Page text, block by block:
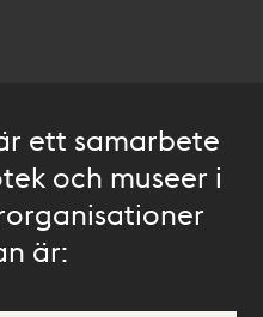
ett samarbete
och museer i
är: